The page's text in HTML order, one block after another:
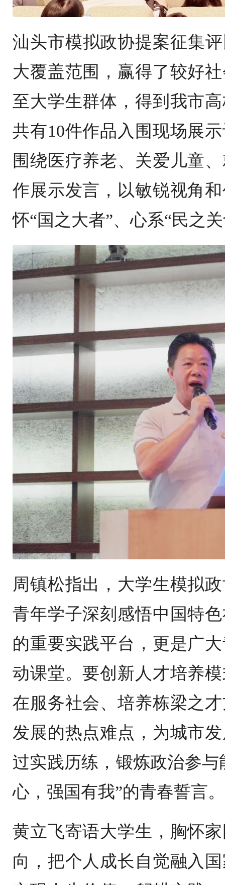
汕头市模拟政协提案征集
大覆盖范围，赢得了较好
至大学生群体，得到我市
共有10件作品入围现场展
围绕医疗养老、关爱儿童
作展示发言，以敏锐视角
怀“国之大者”、心系“民之
周镇松指出，大学生模拟
青年学子深刻感悟中国特
的重要实践平台，更是广
动课堂。要创新人才培养
在服务社会、培养栋梁之
发展的热点难点，为城市
过实践历练，锻炼政治参
心，强国有我”的青春誓言。
黄立飞寄语大学生，胸怀
向，把个人成长自觉融入